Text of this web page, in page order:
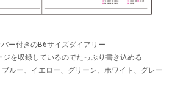
ー付きのB6サイズダイアリー
を収録しているのでたっぷり書き込める
ルー、イエロー、グリーン、ホワイト、グレー